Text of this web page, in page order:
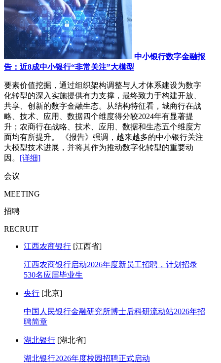
中小银行数字金融报
告：近8成中小银行“非常关注”大模型
要素价值挖掘，通过组织架构调整与人才体系建设为数字
化转型的深入实施提供有力支撑，最终致力于构建开放、
共享、创新的数字金融生态。从结构特征看，城商行在战
略、技术、应用、数据四个维度得分较2024年有显著提
升；农商行在战略、技术、应用、数据和生态五个维度方
面均有所提升。 《报告》强调，越来越多的中小银行关注
大模型技术进展，并将其作为推动数字化转型的重要动
因。 [详细]
会议
MEETING
招聘
RECRUIT
江西农商银行 [江西省]
江西农商银行启动2026年度新员工招聘，计划招录
530名应届毕业生
央行 [北京]
中国人民银行金融研究所博士后科研流动站2026年招
聘简章
湖北银行 [湖北省]
湖北银行2026年度校园招聘正式启动